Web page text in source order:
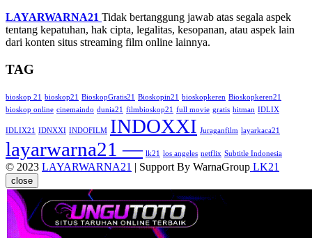
LAYARWARNA21 Tidak bertanggung jawab atas segala aspek
tentang kepatuhan, hak cipta, legalitas, kesopanan, atau aspek lain
dari konten situs streaming film online lainnya.
TAG
bioskop 21 bioskop21 BioskopGratis21 Bioskopin21 bioskopkeren Bioskopkeren21
bioskop online cinemaindo dunia21 filmbioskop21 full movie gratis hitman IDLIX
IDLIX21 IDNXXI INDOFILM INDOXXI Juraganfilm layarkaca21
layarwarna21 — lk21 los angeles netflix Subtitle Indonesia
© 2023 LAYARWARNA21 | Support By WarnaGroup LK21
close